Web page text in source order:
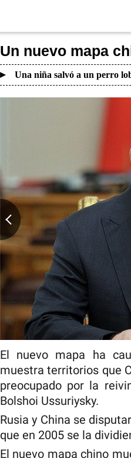
Un nuevo mapa
Una niña salvó a un perro
El nuevo mapa ha
muestra territorios que
preocupado por la
Bolshoi Ussuriysky.
Rusia y China se
que en 2005 se la
El nuevo mapa chino